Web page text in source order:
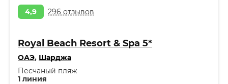
4,9 296 отзывов
Royal Beach Resort & Spa 5*
ОАЭ, Шарджа
1 линия
Песчаный пляж